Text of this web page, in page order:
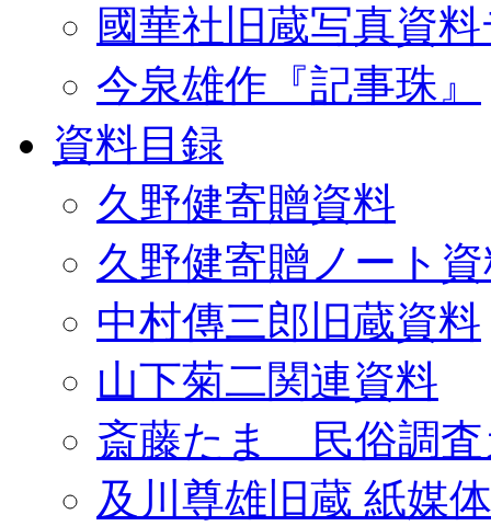
國華社旧蔵写真資
今泉雄作『記事珠』
資料目録
久野健寄贈資料
久野健寄贈ノート
中村傳三郎旧蔵資料
山下菊二関連資料
斎藤たま 民俗調査
及川尊雄旧蔵 紙媒